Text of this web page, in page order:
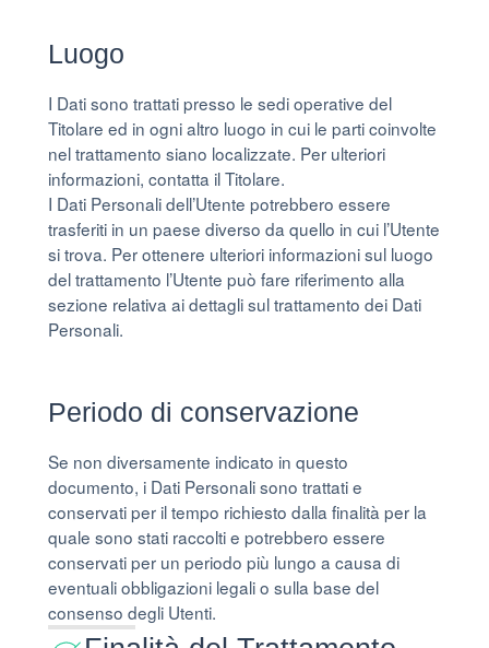
Luogo
I Dati sono trattati presso le sedi operative del
Titolare ed in ogni altro luogo in cui le parti coinvolte
nel trattamento siano localizzate. Per ulteriori
informazioni, contatta il Titolare.
I Dati Personali dell’Utente potrebbero essere
trasferiti in un paese diverso da quello in cui l’Utente
si trova. Per ottenere ulteriori informazioni sul luogo
del trattamento l’Utente può fare riferimento alla
sezione relativa ai dettagli sul trattamento dei Dati
Personali.
Periodo di conservazione
Se non diversamente indicato in questo
documento, i Dati Personali sono trattati e
conservati per il tempo richiesto dalla finalità per la
quale sono stati raccolti e potrebbero essere
conservati per un periodo più lungo a causa di
eventuali obbligazioni legali o sulla base del
consenso degli Utenti.